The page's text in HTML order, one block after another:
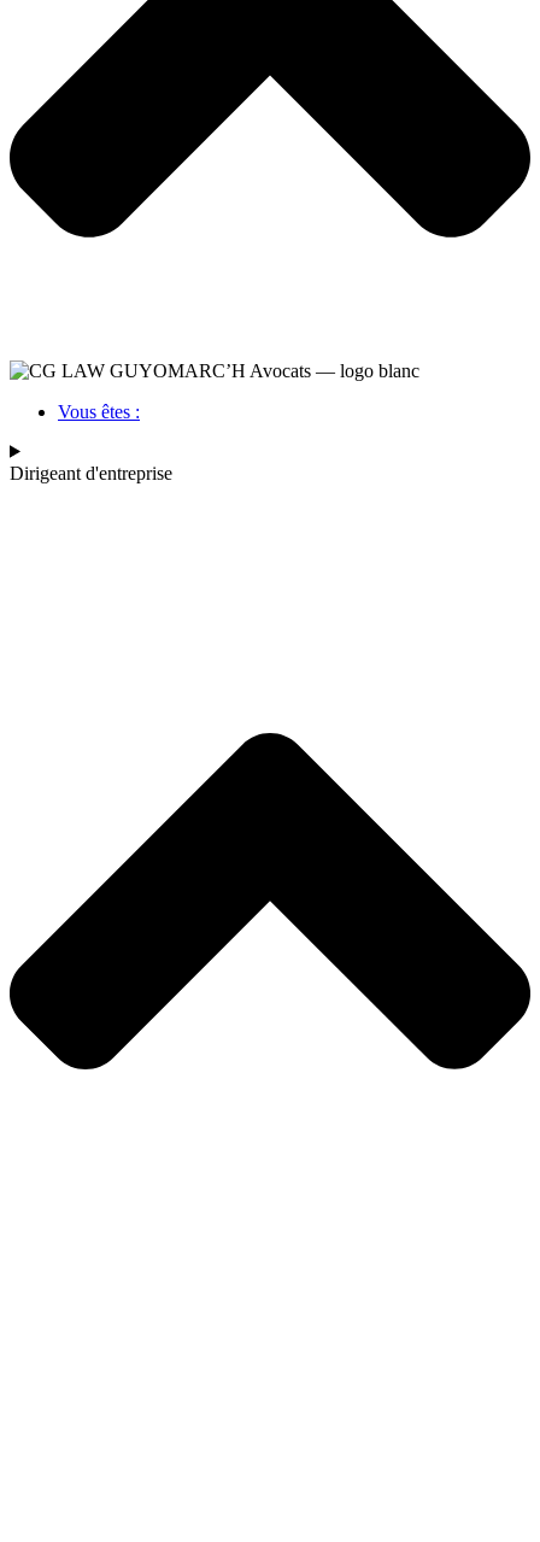
Vous êtes :
Dirigeant d'entreprise